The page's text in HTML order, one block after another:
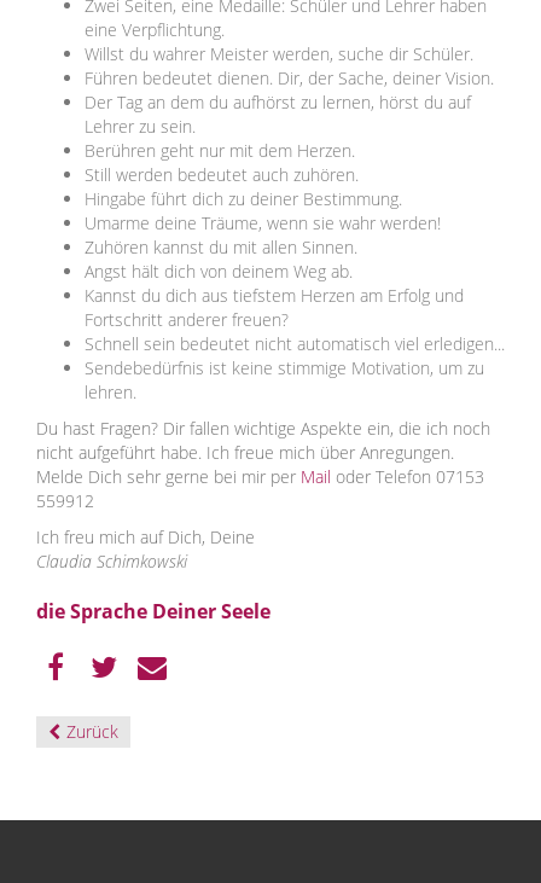
Zwei Seiten, eine Medaille: Schüler und Lehrer haben
eine Verpflichtung.
Willst du wahrer Meister werden, suche dir Schüler.
Führen bedeutet dienen. Dir, der Sache, deiner Vision.
Der Tag an dem du aufhörst zu lernen, hörst du auf
Lehrer zu sein.
Berühren geht nur mit dem Herzen.
Still werden bedeutet auch zuhören.
Hingabe führt dich zu deiner Bestimmung.
Umarme deine Träume, wenn sie wahr werden!
Zuhören kannst du mit allen Sinnen.
Angst hält dich von deinem Weg ab.
Kannst du dich aus tiefstem Herzen am Erfolg und
Fortschritt anderer freuen?
Schnell sein bedeutet nicht automatisch viel erledigen...
Sendebedürfnis ist keine stimmige Motivation, um zu
lehren.
Du hast Fragen? Dir fallen wichtige Aspekte ein, die ich noch
nicht aufgeführt habe. Ich freue mich über Anregungen.
Melde Dich sehr gerne bei mir per Mail oder Telefon 07153
559912
Ich freu mich auf Dich, Deine
Claudia Schimkowski
die Sprache Deiner Seele
Zurück